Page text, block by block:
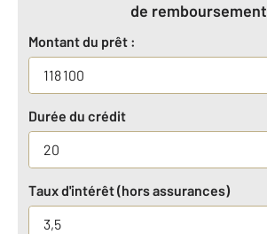
de remboursement
Montant du prêt :
Durée du crédit
Taux d'intérêt (hors assurances)